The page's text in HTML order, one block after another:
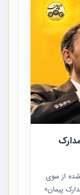
شده از سوی
پیمان»